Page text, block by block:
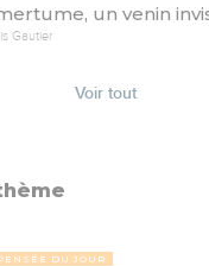
un venin
Gautier
Voir tout
DU JOUR